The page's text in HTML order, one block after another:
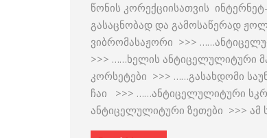
წონის კორექციისათვის
გასაცნობად და გამოსაწერად
ვიბრომასაჟორი >>>
>>> ……ხელის ანტიცელულიტური
კორსეტები >>> ……გასახდომი
ჩაი >>> ……ანტიცელულიტური
ანტიცელულიტური ზეთები >>> ამ